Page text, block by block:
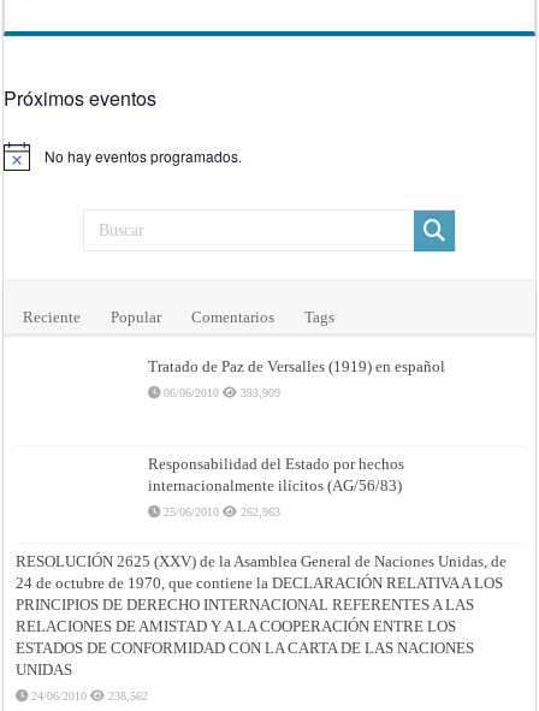
Próximos eventos
Aviso No hay eventos programados.
Reciente Popular Comentarios Tags
Tratado de Paz de Versalles (1919) en español
06/06/2010 393,909
Responsabilidad del Estado por hechos
internacionalmente ilícitos (AG/56/83)
25/06/2010 262,963
RESOLUCIÓN 2625 (XXV) de la Asamblea General de Naciones Unidas, de
24 de octubre de 1970, que contiene la DECLARACIÓN RELATIVA A LOS
PRINCIPIOS DE DERECHO INTERNACIONAL REFERENTES A LAS
RELACIONES DE AMISTAD Y A LA COOPERACIÓN ENTRE LOS
ESTADOS DE CONFORMIDAD CON LA CARTA DE LAS NACIONES
UNIDAS
24/06/2010 238,562